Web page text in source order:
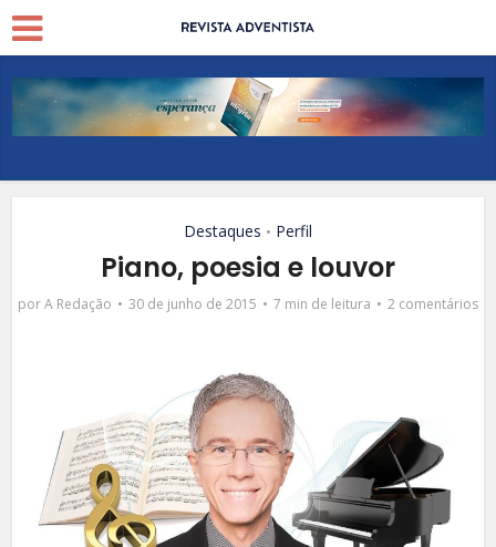
Destaques • Perfil
Piano, poesia e louvor
porA Redação 30 de junho de 2015 7 min de leitura 2 comentários